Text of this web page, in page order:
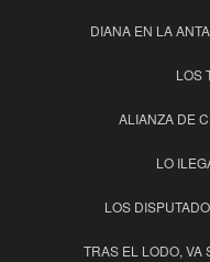
DIANA EN LA
LOS
ALIANZA DE
LO
LOS
TRAS EL LODO, VA